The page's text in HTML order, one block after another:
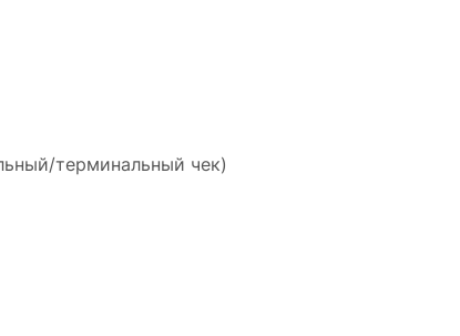
терминальный чек)